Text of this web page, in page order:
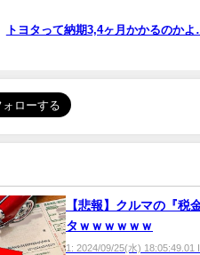
トヨタって納期3,4ヶ月かかるのか
【悲報】クルマの『税
タｗｗｗｗｗｗ
1: 2024/09/25(水)